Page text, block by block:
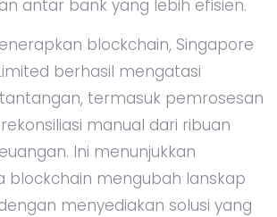
antar bank yang lebih efisien.
blockchain, Singapore
berhasil mengatasi
termasuk pemrosesan
manual dari ribuan
Ini menunjukkan
blockchain mengubah lanskap
menyediakan solusi yang